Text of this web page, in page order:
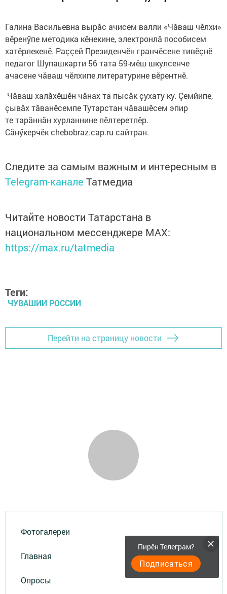
Галина Васильевна вырăс ачисем валли «Чăваш чӗлхи»
вӗренӳпе методика кӗнекине, электронлă пособисем
хатӗрлекенӗ. Раççей Президенчӗн гранчӗсене тивӗçнӗ
педагог Шупашкарти 56 тата 59-мӗш шкулсенче
ачасене чăваш чӗлхипе литературине вӗрентнӗ.
Чăваш халăхӗшӗн чăнах та пысăк çухату ку. Çемйипе,
çывăх тăванӗсемпе Тутарстан чăвашӗсем эпир
те тарăннăн хурланнине пӗлтеретпӗр.
Сăнӳкерчӗк chebobraz.cap.ru сайтран.
Следите за самым важным и интересным в
Telegram-канале Татмедиа
Читайте новости Татарстана в
национальном мессенджере MАХ:
https://max.ru/tatmedia
Теги:
ЧУВАШИИ РОССИИ
Перейти на страницу новости
Фотогалереи
Главная
Опросы
Пирӗн Телеграм?
Подписаться